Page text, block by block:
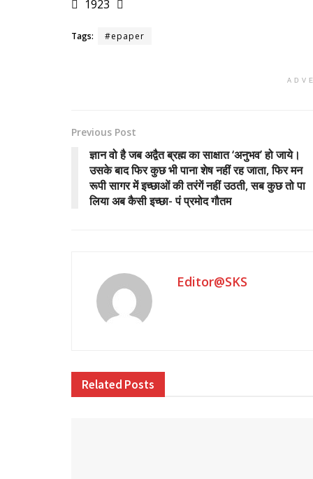
1923
Tags: #epaper
Previous Post
ज्ञान वो है जब अद्वैत ब्रह्म का साक्षात ‘अनुभव’ हो जाये।
उसके बाद फिर कुछ भी पाना शेष नहीं रह जाता, फिर मन
रूपी सागर में इच्छाओं की तरंगें नहीं उठती, सब कुछ तो पा
लिया अब कैसी इच्छा- पं प्रमोद गौतम
Editor@SKS
Related Posts